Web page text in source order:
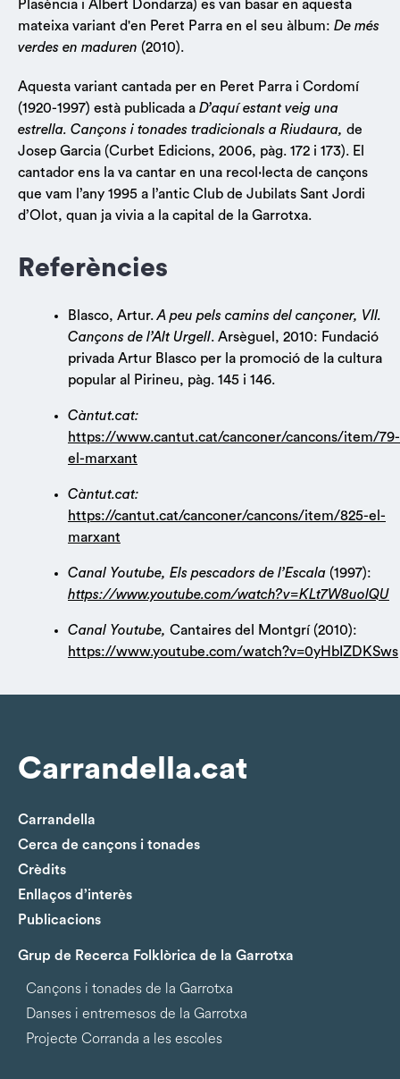
Plasència i Albert Dondarza) es van basar en aquesta
mateixa variant d'en Peret Parra en el seu àlbum: De més
verdes en maduren (2010).
Aquesta variant cantada per en Peret Parra i Cordomí
(1920-1997) està publicada a D’aquí estant veig una
estrella. Cançons i tonades tradicionals a Riudaura, de
Josep Garcia (Curbet Edicions, 2006, pàg. 172 i 173). El
cantador ens la va cantar en una recol·lecta de cançons
que vam l’any 1995 a l’antic Club de Jubilats Sant Jordi
d’Olot, quan ja vivia a la capital de la Garrotxa.
Referències
Blasco, Artur.A peu pels camins del cançoner, VII.
Cançons de l’Alt Urgell. Arsèguel, 2010: Fundació
privada Artur Blasco per la promoció de la cultura
popular al Pirineu, pàg. 145 i 146.
Càntut.cat:
https://www.cantut.cat/canconer/cancons/item/79-
el-marxant
Càntut.cat:
https://cantut.cat/canconer/cancons/item/825-el-
marxant
Canal Youtube, Els pescadors de l’Escala (1997):
https://www.youtube.com/watch?v=KLt7W8uolQU
Canal Youtube, Cantaires del Montgrí (2010):
https://www.youtube.com/watch?v=0yHbIZDKSws
Carrandella.cat
Carrandella
Cerca de cançons i tonades
Crèdits
Enllaços d’interès
Publicacions
Grup de Recerca Folklòrica de la Garrotxa
Cançons i tonades de la Garrotxa
Danses i entremesos de la Garrotxa
Projecte Corranda a les escoles